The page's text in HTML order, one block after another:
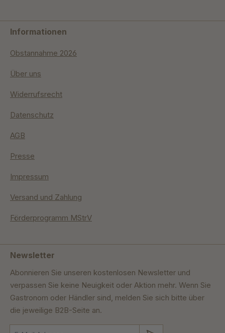
Informationen
Obstannahme 2026
Über uns
Widerrufsrecht
Datenschutz
AGB
Presse
Impressum
Versand und Zahlung
Förderprogramm MStrV
Newsletter
Abonnieren Sie unseren kostenlosen Newsletter und
verpassen Sie keine Neuigkeit oder Aktion mehr. Wenn Sie
Gastronom oder Händler sind, melden Sie sich bitte über
die jeweilige B2B-Seite an.